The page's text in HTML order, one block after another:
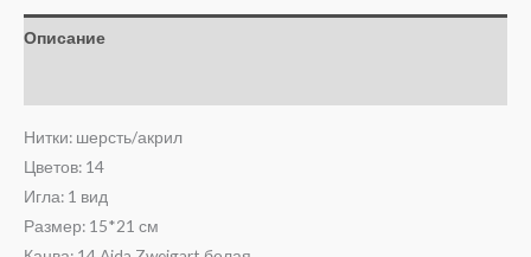
Описание
Нитки: шерсть/акрил
Цветов: 14
Игла: 1 вид
Размер: 15*21 см